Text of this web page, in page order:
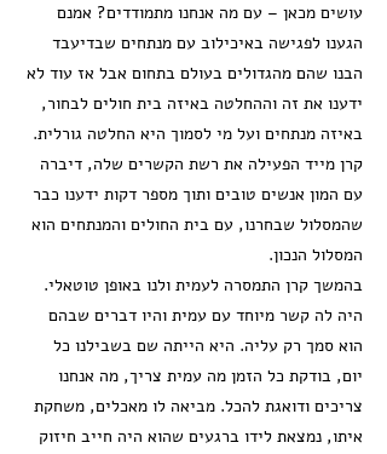
עושים מכאן – עם מה אנחנו מתמודדים? אמנם
הגענו לפגישה באיכילוב עם מנתחים שבדיעבד
הבנו שהם מהגדולים בעולם בתחום אבל אז עוד לא
ידענו את זה וההחלטה באיזה בית חולים לבחור,
באיזה מנתחים ועל מי לסמוך היא החלטה גורלית.
קרן מייד הפעילה את רשת הקשרים שלה, דיברה
עם המון אנשים טובים ותוך מספר דקות ידענו כבר
שהמסלול שבחרנו, עם בית החולים והמנתחים הוא
המסלול הנכון.
בהמשך קרן התמסרה לעמית ולנו באופן טוטאלי.
היה לה קשר מיוחד עם עמית והיו דברים שבהם
הוא סמך רק עליה. היא הייתה שם בשבילנו כל
יום, בודקת כל הזמן מה עמית צריך, מה אנחנו
צריכים ודואגת להכל. מביאה לו מאכלים, משחקת
איתו, נמצאת לידו ברגעים שהוא היה חייב חיזוק